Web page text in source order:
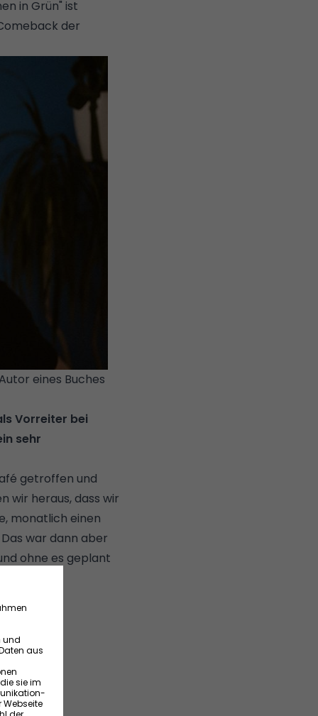
in Grün" ist
der
eines Buches
Vorreiter bei
sehr
getroffen und
wir heraus, dass wir
monatlich einen
war dann aber
ohne es geplant